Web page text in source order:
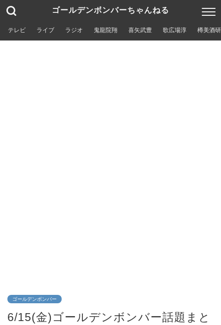
ゴールデンボンバーちゃんねる
テレビ ライブ ラジオ 鬼龍院翔 喜矢武豊 歌広場淳 樽美酒
ゴールデンボンバー
6/15(金)ゴールデンボンバー話題まと